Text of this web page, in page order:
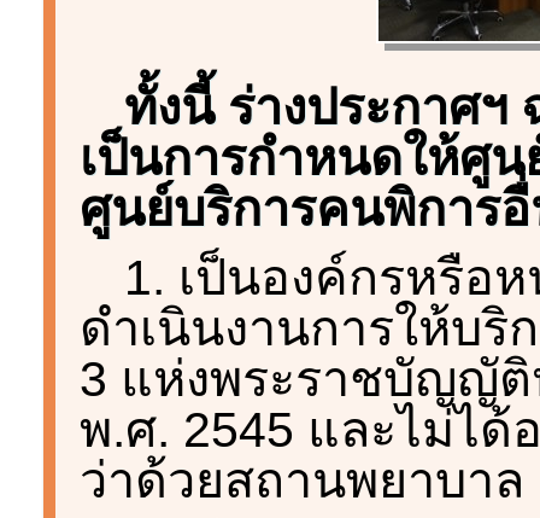
ทั้งนี้ ร่างประกาศ
เป็นการกำหนดให้ศู
ศูนย์บริการคนพิการ
1. เป็นองค์กรหรือ
ดำเนินงานการให้บ
3 แห่งพระราชบัญญั
พ.ศ. 2545 และไม่ไ
ว่าด้วยสถานพยาบาล